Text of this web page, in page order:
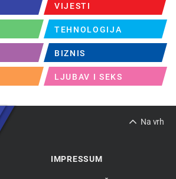
VIJESTI
TEHNOLOGIJA
BIZNIS
LJUBAV I SEKS
Na vrh
IMPRESSUM